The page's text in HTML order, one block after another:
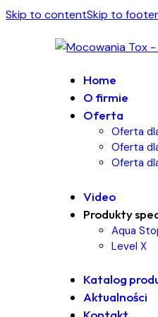
Skip to contentSkip to footer
Home
O firmie
Oferta
Oferta
Oferta
Oferta
Video
Produkty
Aqua
Level X
Katalog
Aktualności